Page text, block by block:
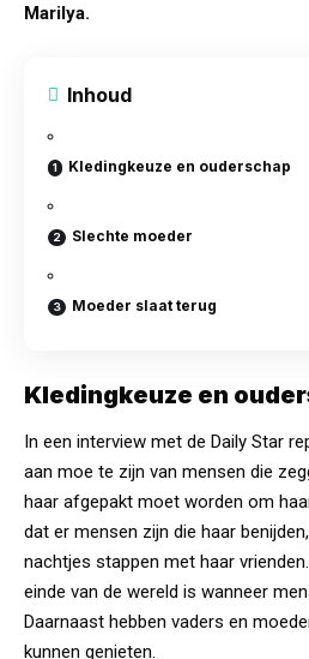
Marilya.
Inhoud
Kledingkeuze en ouderschap
Slechte moeder
Moeder slaat terug
Kledingkeuze en
In een interview met de Daily Star
aan moe te zijn van mensen die
haar afgepakt moet worden om
dat er mensen zijn die haar
nachtjes stappen met haar
einde van de wereld is wanneer
Daarnaast hebben vaders en
kunnen genieten.